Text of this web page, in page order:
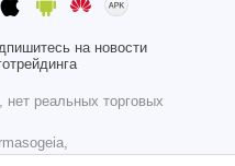
на новости
нет реальных торговых